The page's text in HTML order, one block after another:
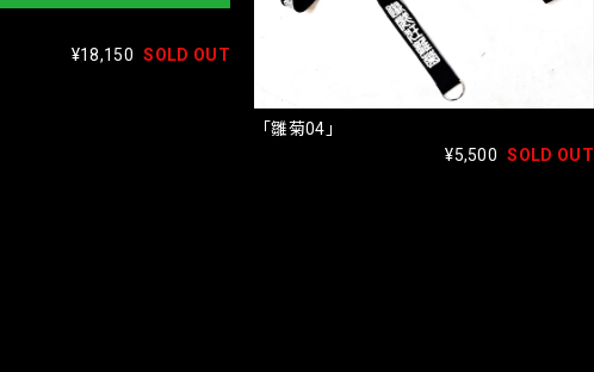
¥18,150 SOLD OUT
「雛菊04」
¥5,500 SOLD OUT